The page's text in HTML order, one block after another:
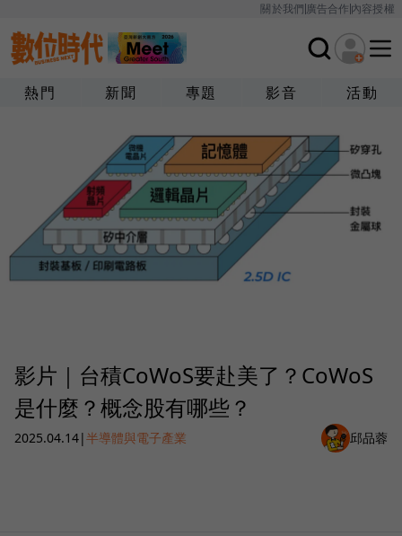
關於我們廣告合作內容授權
熱門 新聞 專題 影音 活動
影片｜台積CoWoS要赴美了？CoWoS
是什麼？概念股有哪些？
2025.04.14|半導體與電子產業 邱品蓉